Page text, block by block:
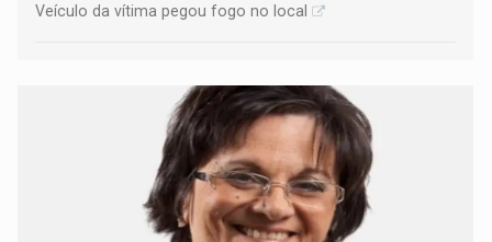
Veículo da vítima pegou fogo no local